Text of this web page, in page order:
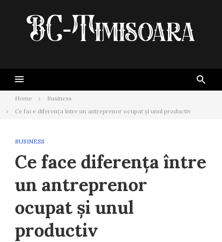
Home
Business
Ce face diferența între un antreprenor ocupat și unul productiv
BUSINESS
Ce face diferența între
un antreprenor
ocupat și unul
productiv